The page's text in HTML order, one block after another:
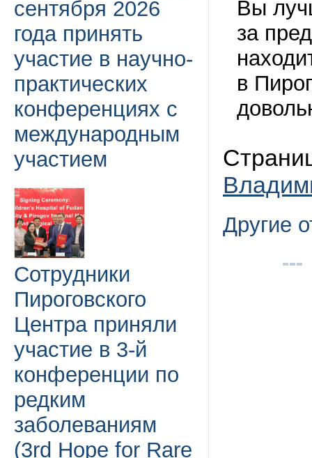
сентября 2026
года принять
участие в научно-
практических
конференциях с
международным
участием
Сотрудники
Пироговского
Центра приняли
участие в 3-й
конференции по
редким
заболеваниям
(3rd Hope for Rare
Вы
за
в
Другие